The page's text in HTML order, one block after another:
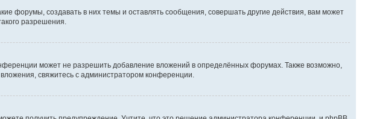
форумы, создавать в них темы и оставлять сообщения, совершать другие действия, вам может
разрешения.
может не разрешить добавление вложений в определённых форумах. Также возможно,
свяжитесь с администратором конференции.